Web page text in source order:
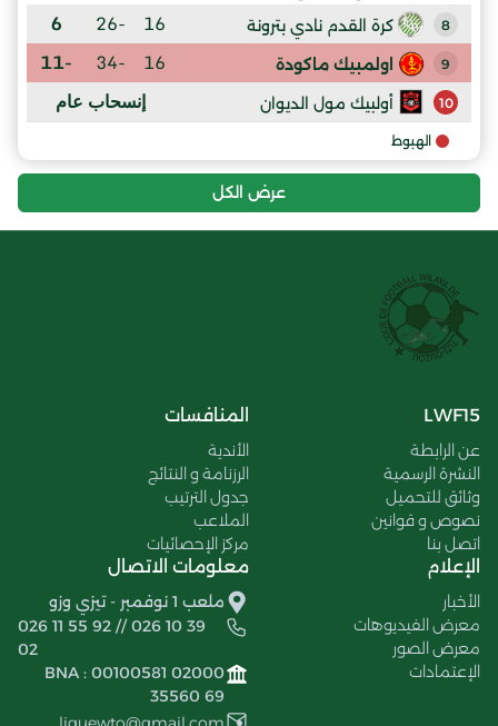
8 كرة القدم نادي بترونة 16
-26
6
9 اولمبيك ماكودة 16
-34
-11
10 أولبيك مول الديوان إنسحاب عام
الهبوط
عرض الكل
LWF15
عن الرابطة
النشرة الرسمية
وثائق للتحميل
نصوص و قوانين
اتصل بنا
المنافسات
الأندية
الرزنامة و النتائج
جدول الترتيب
الملاعب
مركز الإحصائيات
الإعلام
الأخبار
معرض الفيديوهات
معرض الصور
الإعتمادات
معلومات الاتصال
ملعب 1 نوفمبر - تيزي وزو
026 11 55 92 // 026 10 39
02
BNA : 00100581 02000
35560 69